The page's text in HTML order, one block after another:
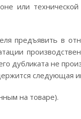
или
предъявить в
дубликата не
следующая
на товаре).